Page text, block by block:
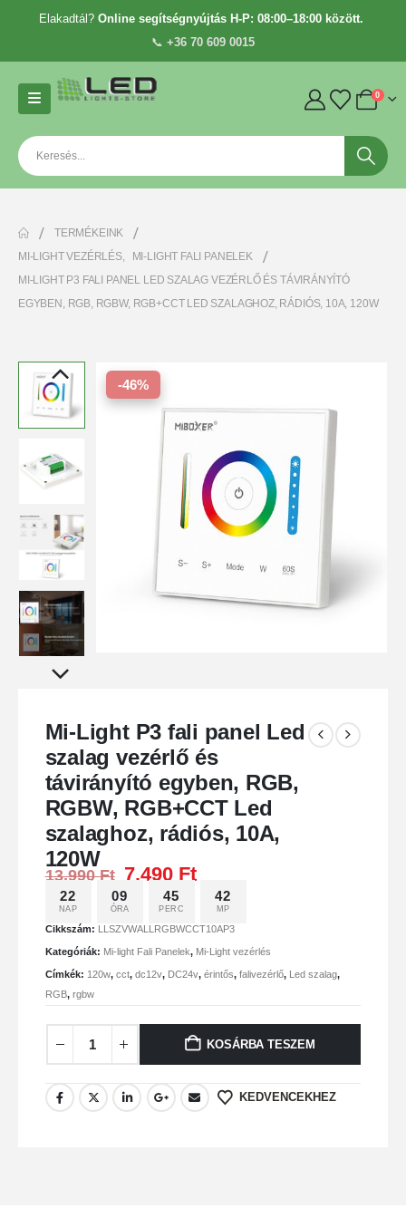
Elakadtál? Online segítségnyújtás H-P: 08:00–18:00 között.
📞 +36 70 609 0015
0
TERMÉKEINK
MI-LIGHT VEZÉRLÉS,
MI-LIGHT FALI PANELEK
MI-LIGHT P3 FALI PANEL LED SZALAG VEZÉRLŐ ÉS TÁVIRÁNYÍTÓ
EGYBEN, RGB, RGBW, RGB+CCT LED SZALAGHOZ, RÁDIÓS, 10A, 120W
-46%
Mi-Light P3 fali panel Led
szalag vezérlő és
távirányító egyben, RGB,
RGBW, RGB+CCT Led
szalaghoz, rádiós, 10A,
120W
13.990Ft 7.490 Ft
22
NAP
09
ÓRA
45
PERC
42
MP
Cikkszám: LLSZVWALLRGBWCCT10AP3
Kategóriák: Mi-light Fali Panelek, Mi-Light vezérlés
Címkék: 120w, cct, dc12v, DC24v, érintős, falivezérlő, Led szalag,
RGB, rgbw
KOSÁRBA TESZEM
KEDVENCEKHEZ